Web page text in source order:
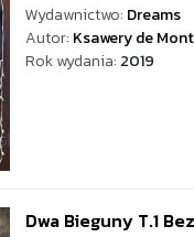
Wydawnictwo: Dreams
Autor: Ksawery de
Rok wydania: 2019
Dwa Bieguny T.1